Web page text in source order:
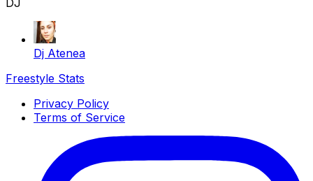
Dj Atenea
Freestyle Stats
Privacy Policy
Terms of Service